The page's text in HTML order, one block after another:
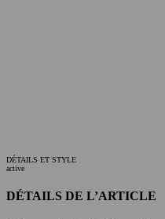
DÉTAILS ET STYLE
active
DÉTAILS DE L’ARTICLE